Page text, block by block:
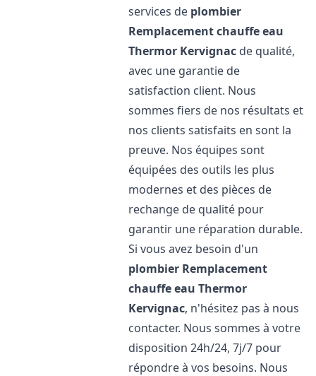
services de plombier
Remplacement chauffe eau
Thermor Kervignac de qualité,
avec une garantie de
satisfaction client. Nous
sommes fiers de nos résultats et
nos clients satisfaits en sont la
preuve. Nos équipes sont
équipées des outils les plus
modernes et des pièces de
rechange de qualité pour
garantir une réparation durable.
Si vous avez besoin d'un
plombier Remplacement
chauffe eau Thermor
Kervignac, n'hésitez pas à nous
contacter. Nous sommes à votre
disposition 24h/24, 7j/7 pour
répondre à vos besoins. Nous